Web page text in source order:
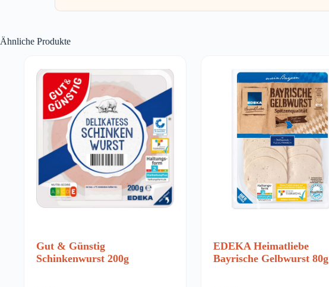
Ähnliche Produkte
Gut & Günstig
Schinkenwurst 200g
EDEKA Heimatliebe
Bayrische Gelbwurst 80g